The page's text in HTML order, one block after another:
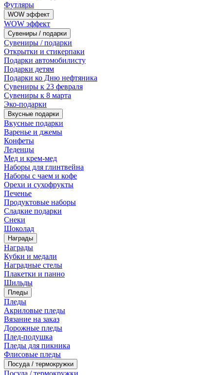
Футляры
WOW эффект
WOW эффект
Сувениры / подарки
Сувениры / подарки
Открытки и стикерпаки
Подарки автомобилисту
Подарки детям
Подарки ко Дню нефтяника
Сувениры к 23 февраля
Сувениры к 8 марта
Эко-подарки
Вкусные подарки
Вкусные подарки
Варенье и джемы
Конфеты
Леденцы
Мед и крем-мед
Наборы для глинтвейна
Наборы с чаем и кофе
Орехи и сухофрукты
Печенье
Продуктовые наборы
Сладкие подарки
Снеки
Шоколад
Награды
Награды
Кубки и медали
Наградные стелы
Плакетки и панно
Шильды
Пледы
Пледы
Акриловые пледы
Вязание на заказ
Дорожные пледы
Плед-подушка
Пледы для пикника
Флисовые пледы
Посуда / термокружки
Посуда / термокружки